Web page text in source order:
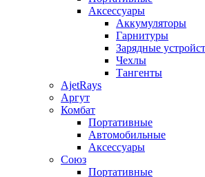
Аксессуары
Аккумуляторы
Гарнитуры
Зарядные
Чехлы
Тангенты
AjetRays
Аргут
Комбат
Портативные
Автомобильные
Аксессуары
Союз
Портативные